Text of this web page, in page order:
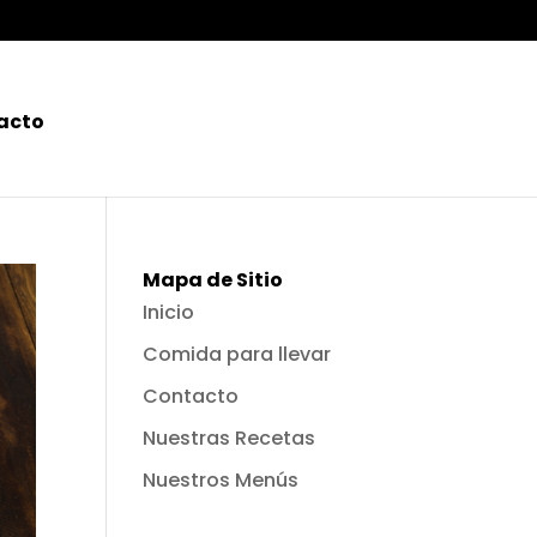
Mapa de Sitio
Inicio
Comida para llevar
Contacto
Nuestras Recetas
Nuestros Menús